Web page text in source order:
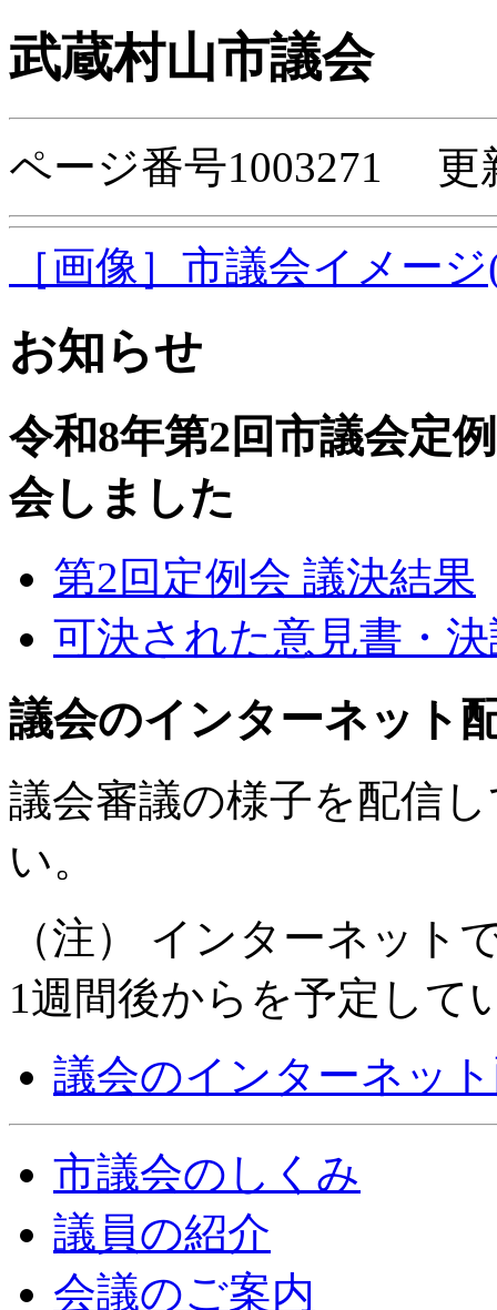
武蔵村山市議会
ページ番号1003271 更
［画像］市議会イメー
お知らせ
令和8年第2回市議会定
会しました
第2回定例会 議決結果
可決された意見書・
議会のインターネット
議会審議の様子を配信
い。
（注） インターネット
1週間後からを予定して
議会のインターネッ
市議会のしくみ
議員の紹介
会議のご案内